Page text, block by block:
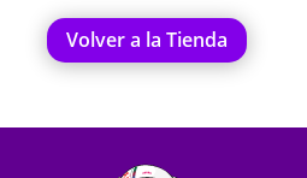
Volver a la Tienda